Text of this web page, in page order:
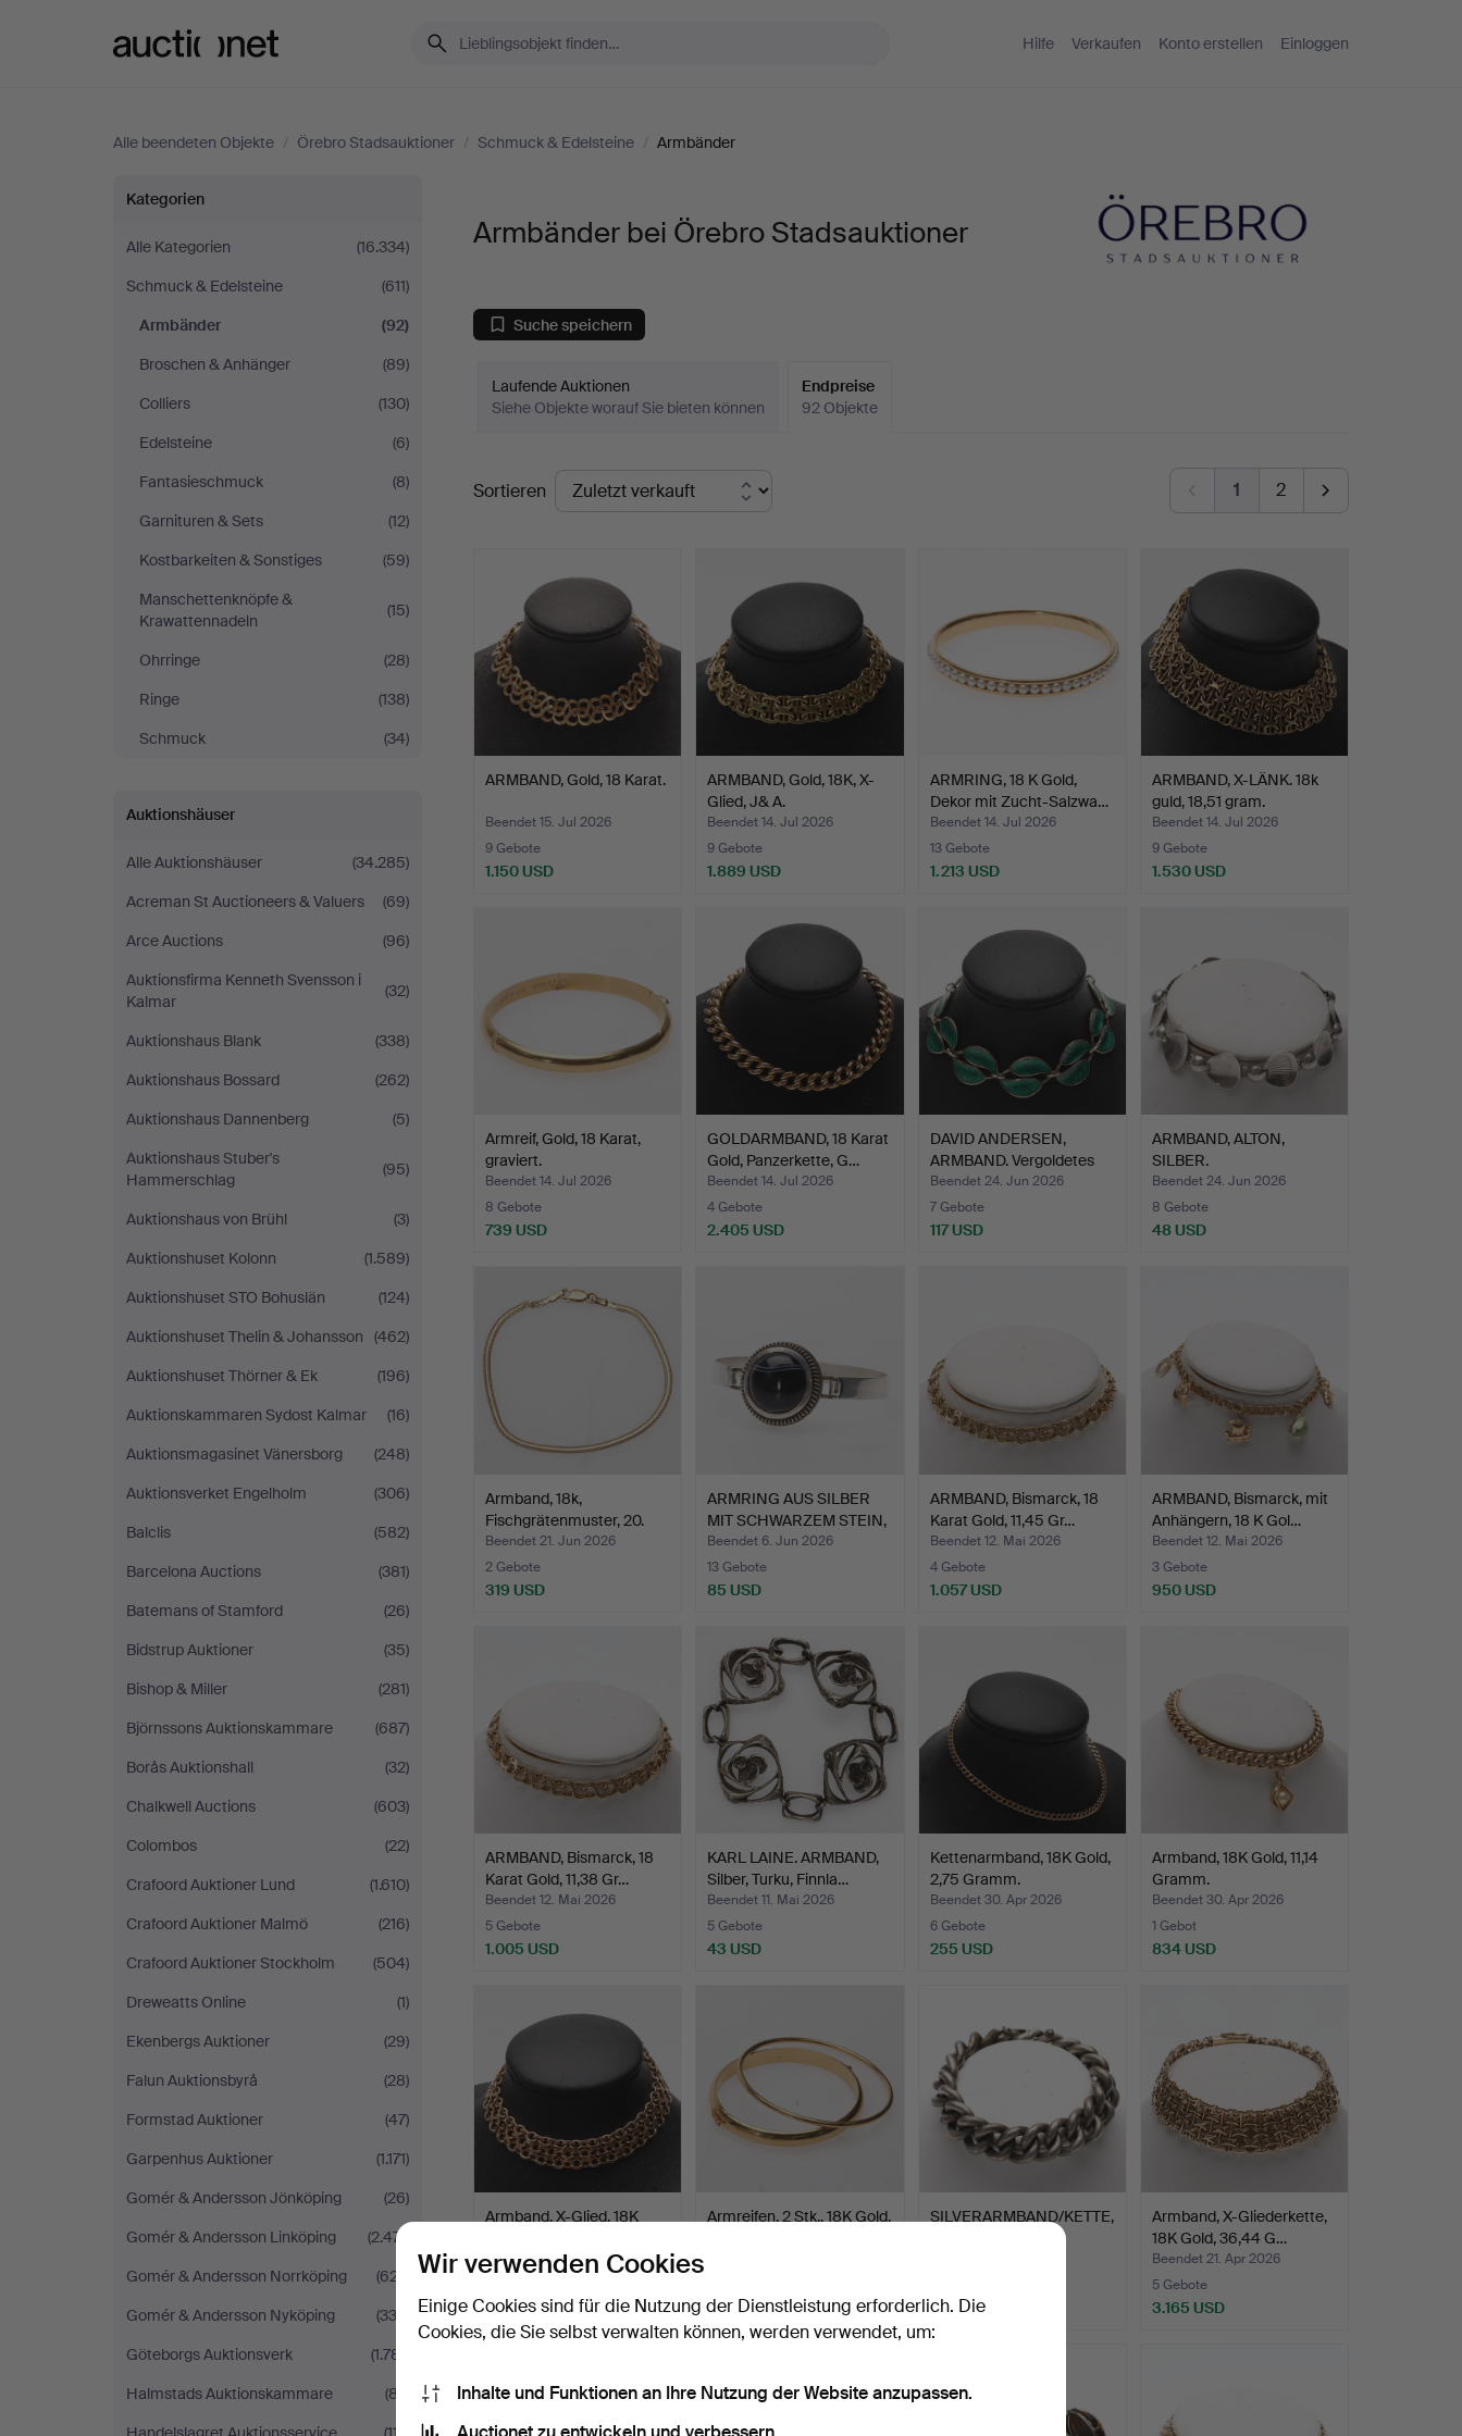
Hilfe Verkaufen Konto erstellen Einloggen
Alle beendeten Objekte / Örebro Stadsauktioner / Schmuck & Edelsteine / Armbänder
Armbänder
bei
Örebro
Stadsauktioner
Kategorien
Alle Kategorien
(16.334)
Schmuck & Edelsteine
(611)
Armbänder
(92)
Broschen & Anhänger
(89)
Colliers
(130)
Edelsteine
(6)
Fantasieschmuck
(8)
Garnituren & Sets
(12)
Kostbarkeiten & Sonstiges
(59)
Manschettenknöpfe &
Krawattennadeln
(15)
Ohrringe
(28)
Ringe
(138)
Schmuck
(34)
Auktionshäuser
Alle Auktionshäuser
(34.285)
Acreman St Auctioneers & Valuers
(69)
Arce Auctions
(96)
Auktionsfirma Kenneth Svensson i
Kalmar
(32)
Auktionshaus Blank
(338)
Auktionshaus Bossard
(262)
Auktionshaus Dannenberg
(5)
Auktionshaus Stuber's
Hammerschlag
(95)
Auktionshaus von Brühl
(3)
Auktionshuset Kolonn
(1.589)
Auktionshuset STO Bohuslän
(124)
Auktionshuset Thelin & Johansson
(462)
Auktionshuset Thörner & Ek
(196)
Auktionskammaren Sydost Kalmar
(16)
Auktionsmagasinet Vänersborg
(248)
Auktionsverket Engelholm
(306)
Balclis
(582)
Barcelona Auctions
(381)
Batemans of Stamford
(26)
Bidstrup Auktioner
(35)
Bishop & Miller
(281)
Björnssons Auktionskammare
(687)
Borås Auktionshall
(32)
Chalkwell Auctions
(603)
Colombos
(22)
Crafoord Auktioner Lund
(1.610)
Crafoord Auktioner Malmö
(216)
Crafoord Auktioner Stockholm
(504)
Dreweatts Online
(1)
Ekenbergs Auktioner
(29)
Falun Auktionsbyrå
(28)
Formstad Auktioner
(47)
Garpenhus Auktioner
(1.171)
Gomér & Andersson Jönköping
(26)
Gomér & Andersson Linköping
(2.471)
Gomér & Andersson Norrköping
(627)
Gomér & Andersson Nyköping
(333)
Göteborgs Auktionsverk
(1.781)
Halmstads Auktionskammare
(87)
Armbänder bei Örebro Stadsauktioner
Suche speichern
Laufende Auktionen
Siehe Objekte worauf Sie bieten können
Endpreise
92 Objekte
Endpreise
Sortieren 1 2
ARMBAND, Gold, 18 Karat.
Beendet 15. Jul 2026
9 Gebote
1.150 USD
ARMBAND, Gold, 18K, X-
Glied, J& A.
Beendet 14. Jul 2026
9 Gebote
1.889 USD
ARMRING, 18 K Gold,
Dekor mit Zucht-Salzwa…
Beendet 14. Jul 2026
13 Gebote
1.213 USD
ARMBAND, X-LÄNK. 18k
guld, 18,51 gram.
Beendet 14. Jul 2026
9 Gebote
1.530 USD
Armreif, Gold, 18 Karat,
graviert.
Beendet 14. Jul 2026
8 Gebote
739 USD
GOLDARMBAND, 18 Karat
Gold, Panzerkette, G…
Beendet 14. Jul 2026
4 Gebote
2.405 USD
DAVID ANDERSEN,
ARMBAND. Vergoldetes
Sterl…
Beendet 24. Jun 2026
7 Gebote
117 USD
ARMBAND, ALTON,
SILBER.
Beendet 24. Jun 2026
8 Gebote
48 USD
Armband, 18k,
Fischgrätenmuster, 20.
Jahrh…
Beendet 21. Jun 2026
2 Gebote
319 USD
ARMRING AUS SILBER
MIT SCHWARZEM STEIN,
Fi…
Beendet 6. Jun 2026
13 Gebote
85 USD
ARMBAND, Bismarck, 18
Karat Gold, 11,45 Gr…
Beendet 12. Mai 2026
4 Gebote
1.057 USD
ARMBAND, Bismarck, mit
Anhängern, 18 K Gol…
Beendet 12. Mai 2026
3 Gebote
950 USD
ARMBAND, Bismarck, 18
Karat Gold, 11,38 Gr…
Beendet 12. Mai 2026
5 Gebote
1.005 USD
KARL LAINE. ARMBAND,
Silber, Turku, Finnla…
Beendet 11. Mai 2026
5 Gebote
43 USD
Kettenarmband, 18K Gold,
2,75 Gramm.
Beendet 30. Apr 2026
6 Gebote
255 USD
Armband, 18K Gold, 11,14
Gramm.
Beendet 30. Apr 2026
1 Gebot
834 USD
Armband, X-Glied, 18K
Beendet 29. Apr 2026
1.076 USD
Armreifen, 2 Stk., 18K Gold,
2.437 USD
SILVERARMBAND/KETTE,
48 USD
Armband, X-Gliederkette,
18K Gold, 36,44 G…
Beendet 21. Apr 2026
5 Gebote
3.165 USD
Wir verwenden Cookies
Einige Cookies sind für die Nutzung der Dienstleistung erforderlich. Die
Cookies, die Sie selbst verwalten können, werden verwendet, um:
Inhalte und Funktionen an Ihre Nutzung der Website anzupassen.